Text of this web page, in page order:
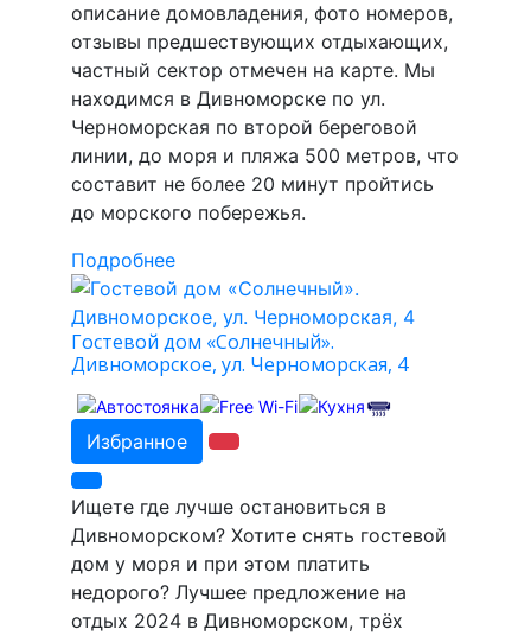
описание домовладения, фото номеров,
отзывы предшествующих отдыхающих,
частный сектор отмечен на карте. Мы
находимся в Дивноморске по ул.
Черноморская по второй береговой
линии, до моря и пляжа 500 метров, что
составит не более 20 минут пройтись
до морского побережья.
Подробнее
Гостевой дом «Солнечный».
Дивноморское, ул. Черноморская, 4
Избранное
Ищете где лучше остановиться в
Дивноморском? Хотите снять гостевой
дом у моря и при этом платить
недорого? Лучшее предложение на
отдых 2024 в Дивноморском, трёх